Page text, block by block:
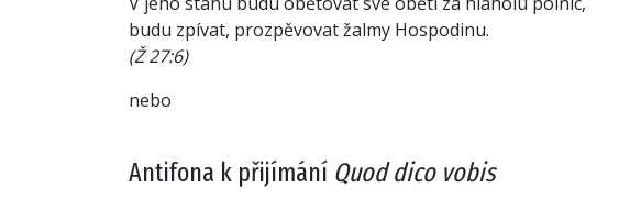
budu zpívat, prozpěvovat žalmy Hospodinu.
(Ž 27:6)
nebo
Antifona k přijímání Quod dico vobis